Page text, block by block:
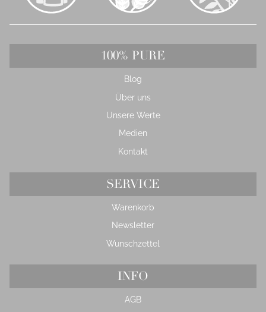
100% PURE
Blog
Über uns
Unsere Werte
Medien
Kontakt
SERVICE
Warenkorb
Newsletter
Wunschzettel
INFO
AGB